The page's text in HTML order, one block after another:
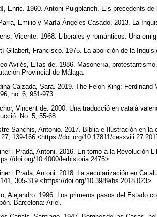
Enric. 1960. Antoni Puigblanch. Els precedents
Emilio y María Ángeles Casado. 2013. La
Vicente. 1968. Liberales y románticos. Una
Gilabert, Francisco. 1975. La abolición de la
Avilés, Elías de. 1986. Masonería,
Provincial de Málaga.
Calzada, Sara. 2019. The Felon King:
no. 6, 951-973.
Vincent de. 2000. Una traducció en català
No. 5, 55-68.
Sanchis, Antonio. 2017. Biblia e Ilustración en
27, 139-166.<https://doi.org/10.17811/
i Prada, Antoni. 2016. En torno a la Revolución
doi.org/10.4000/lerhistoria.2475>
i Prada, Antoni. 2018. La secularización en
305-319.<https://doi.org/10.3989/hs.2018.023>
Alejandro. 1996. Los primeros pasos del Estado
Barcelona: Ariel.